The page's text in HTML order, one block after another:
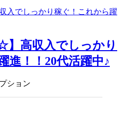
】高収入でしっかり
進！！20代活躍中♪
ション